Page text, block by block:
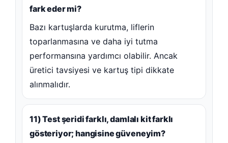
fark eder mi?
Bazı kartuşlarda kurutma, liflerin
toparlanmasına ve daha iyi tutma
performansına yardımcı olabilir. Ancak
üretici tavsiyesi ve kartuş tipi dikkate
alınmalıdır.
11) Test şeridi farklı, damlalı kit farklı
gösteriyor; hangisine güveneyim?